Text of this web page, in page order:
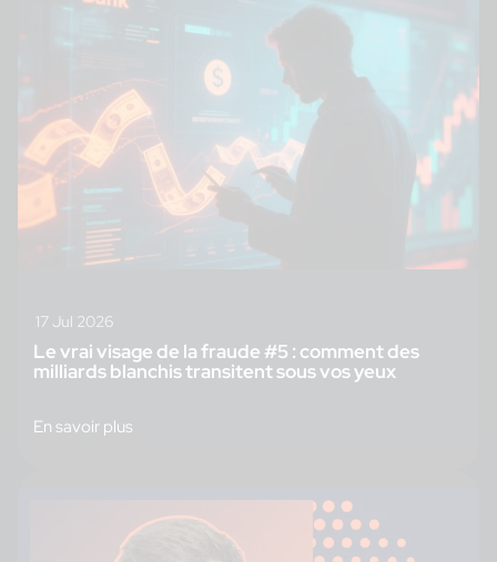
17 Jul 2026
Le vrai visage de la fraude #5 : comment des
milliards blanchis transitent sous vos yeux
En savoir plus